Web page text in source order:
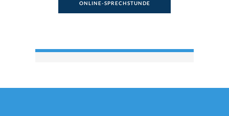
ONLINE-SPRECHSTUNDE